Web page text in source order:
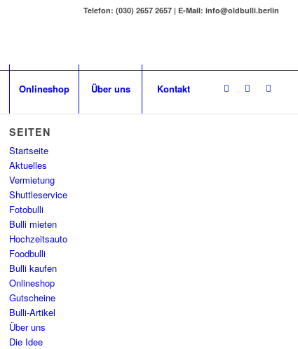
Telefon: (030) 2657 2657 | E-Mail: info@oldbulli.berlin
Onlineshop Über uns Kontakt
SEITEN
Startseite
Aktuelles
Vermietung
Shuttleservice
Fotobulli
Bulli mieten
Hochzeitsauto
Foodbulli
Bulli kaufen
Onlineshop
Gutscheine
Bulli-Artikel
Über uns
Die Idee